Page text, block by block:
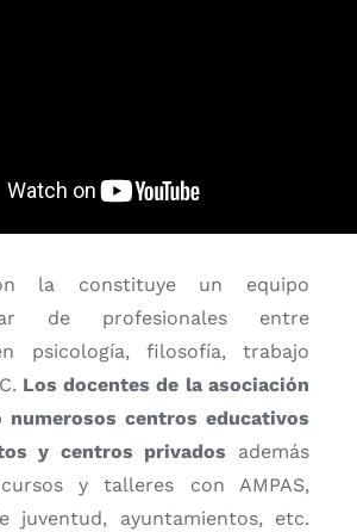
la constituye un equipo
de profesionales entre
psicología, filosofía, trabajo
Los docentes de la asociación
numerosos centros educativos
y centros privados además
y talleres con AMPAS,
juventud, ayuntamientos, etc.